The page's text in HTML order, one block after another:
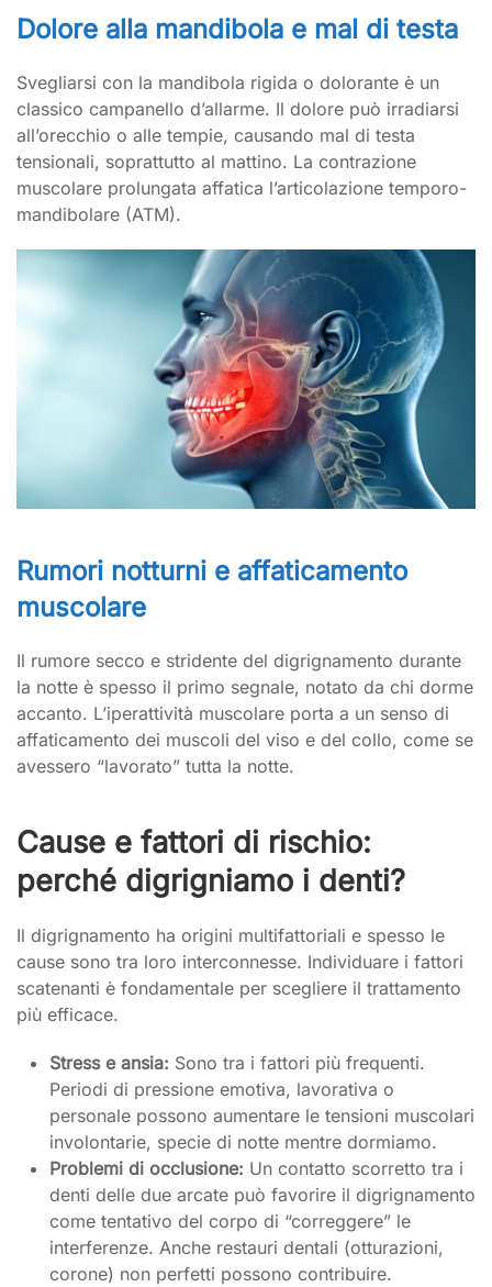
Dolore alla mandibola e mal di testa
Svegliarsi con la mandibola rigida o dolorante è un
classico campanello d’allarme. Il dolore può irradiarsi
all’orecchio o alle tempie, causando mal di testa
tensionali, soprattutto al mattino. La contrazione
muscolare prolungata affatica l’articolazione temporo-
mandibolare (ATM).
Rumori notturni e affaticamento
muscolare
Il rumore secco e stridente del digrignamento durante
la notte è spesso il primo segnale, notato da chi dorme
accanto. L’iperattività muscolare porta a un senso di
affaticamento dei muscoli del viso e del collo, come se
avessero “lavorato” tutta la notte.
Cause e fattori di rischio:
perché digrigniamo i denti?
Il digrignamento ha origini multifattoriali e spesso le
cause sono tra loro interconnesse. Individuare i fattori
scatenanti è fondamentale per scegliere il trattamento
più efficace.
Stress e ansia: Sono tra i fattori più frequenti.
Periodi di pressione emotiva, lavorativa o
personale possono aumentare le tensioni muscolari
involontarie, specie di notte mentre dormiamo.
Problemi di occlusione: Un contatto scorretto tra i
denti delle due arcate può favorire il digrignamento
come tentativo del corpo di “correggere” le
interferenze. Anche restauri dentali (otturazioni,
corone) non perfetti possono contribuire.